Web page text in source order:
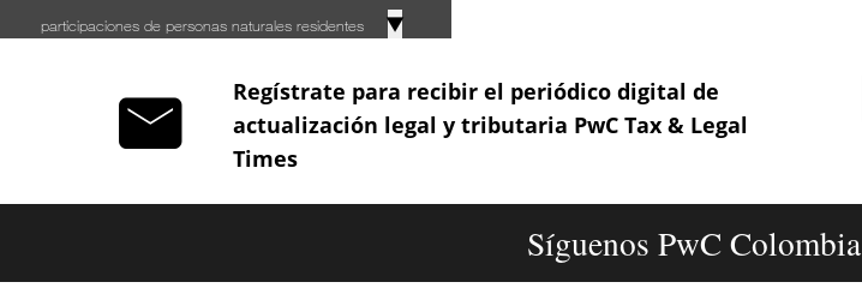
▼
participaciones de personas naturales residentes
Artículo 255 Descuento para inversiones realizadas en
control, conservación y mejoramiento del medio
Regístrate para recibir el periódico digital de
actualización legal y tributaria PwC Tax & Legal
Times
Síguenos PwC Colombia